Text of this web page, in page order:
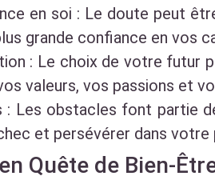
en soi : Le doute peut
grande confiance en vos
: Le choix de votre futur
valeurs, vos passions et
Les obstacles font partie
et persévérer dans votre
Quête de Bien-